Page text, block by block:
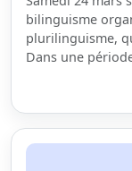
bilinguisme
plurilinguisme,
Dans une